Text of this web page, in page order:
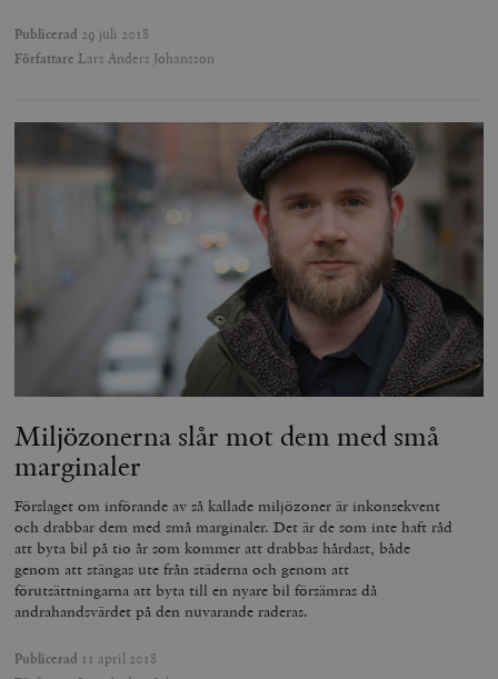
Publicerad 29 juli 2018
Författare Lars Anders Johansson
Miljözonerna slår mot dem med små
marginaler
Förslaget om införande av så kallade miljözoner är inkonsekvent
och drabbar dem med små marginaler. Det är de som inte haft råd
att byta bil på tio år som kommer att drabbas hårdast, både
genom att stängas ute från städerna och genom att
förutsättningarna att byta till en nyare bil försämras då
andrahandsvärdet på den nuvarande raderas.
Publicerad 11 april 2018
woocommerce_items_in_cart
Automattic
wp_woocommerce_session_[abcdef0123456789]
{32}
timbro.se
Cloudflare
Inc.
.myfonts.net
_hjAbsoluteSessionInProgress